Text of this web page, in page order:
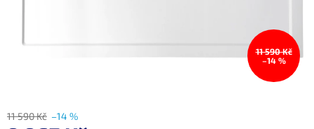
11 590 Kč
–14 %
11 590 Kč –14 %